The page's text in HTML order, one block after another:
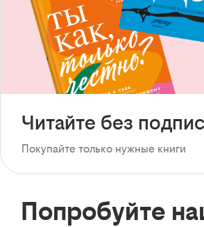
Читайте без
Покупайте только нужные книги
Попробуйте